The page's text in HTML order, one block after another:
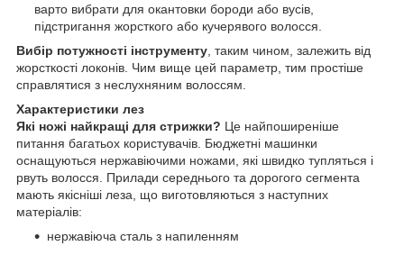
варто вибрати для окантовки бороди або вусів,
підстригання жорсткого або кучерявого волосся.
Вибір потужності інструменту , таким чином, залежить від
жорсткості локонів. Чим вище цей параметр, тим простіше
справлятися з неслухняним волоссям.
Характеристики лез
Які ножі найкращі для стрижки? Це найпоширеніше
питання багатьох користувачів. Бюджетні машинки
оснащуються нержавіючими ножами, які швидко тупляться і
рвуть волосся. Прилади середнього та дорогого сегмента
мають якісніші леза, що виготовляються з наступних
матеріалів:
нержавіюча сталь з напиленням